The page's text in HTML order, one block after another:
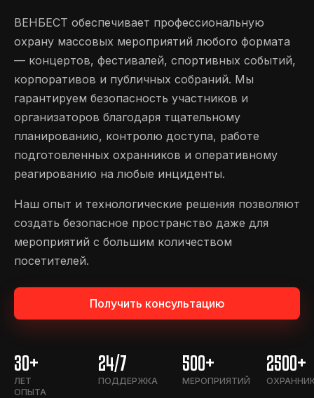
ВЕНБЕСТ обеспечивает профессиональную
охрану массовых мероприятий любого формата
— концертов, фестивалей, спортивных событий,
корпоративов и публичных собраний. Мы
гарантируем безопасность участников и
организаторов благодаря тщательному
планированию, контролю доступа, работе
подготовленных охранников и оперативному
реагированию на любые инциденты.
Наш опыт и технологические решения позволяют
создать безопасное пространство даже для
мероприятий с большим количеством
посетителей.
Получить консультацию
30+
ЛЕТ
ОПЫТА
24/7
ПОДДЕРЖКА
500+
МЕРОПРИЯТИЙ
2500+